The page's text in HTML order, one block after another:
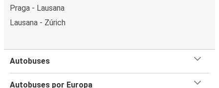
Praga - Lausana
Lausana - Zúrich
Autobuses
Autobuses por Europa